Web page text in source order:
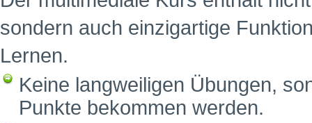
sondern auch einzigartige
Lernen.
Keine langweiligen Übungen,
Punkte bekommen werden.